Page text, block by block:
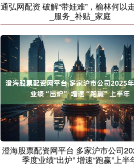
通弘网配资 破解“带娃难”，榆林何以
_服务_补贴_家庭
澄海股票配资网平台 多家沪市公司
季度业绩“出炉” 增速“跑赢”上半